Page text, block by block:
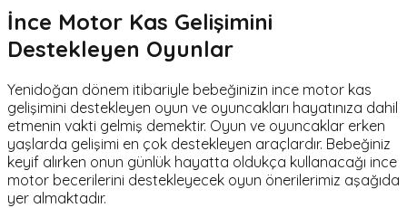
İnce Motor Kas Gelişimini
Destekleyen Oyunlar
Yenidoğan dönem itibariyle bebeğinizin ince motor kas
gelişimini destekleyen oyun ve oyuncakları hayatınıza dahil
etmenin vakti gelmiş demektir. Oyun ve oyuncaklar erken
yaşlarda gelişimi en çok destekleyen araçlardır. Bebeğiniz
keyif alırken onun günlük hayatta oldukça kullanacağı ince
motor becerilerini destekleyecek oyun önerilerimiz aşağıda
yer almaktadır.